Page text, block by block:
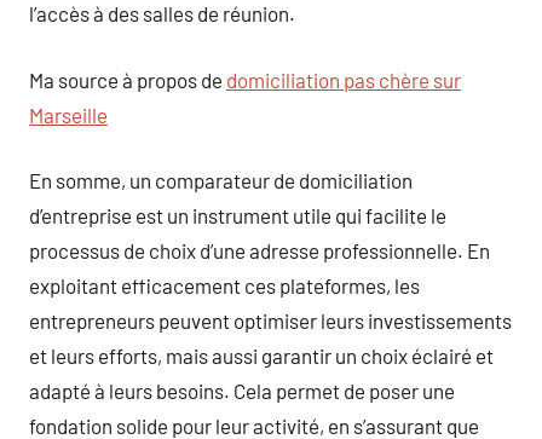
l’accès à des salles de réunion.
Ma source à propos de domiciliation pas chère sur
Marseille
En somme, un comparateur de domiciliation
d’entreprise est un instrument utile qui facilite le
processus de choix d’une adresse professionnelle. En
exploitant efficacement ces plateformes, les
entrepreneurs peuvent optimiser leurs investissements
et leurs efforts, mais aussi garantir un choix éclairé et
adapté à leurs besoins. Cela permet de poser une
fondation solide pour leur activité, en s’assurant que